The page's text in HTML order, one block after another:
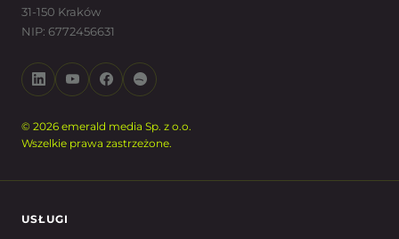
31-150 Kraków
NIP: 6772456631
© 2026 emerald media Sp. z o.o.
Wszelkie prawa zastrzeżone.
USŁUGI